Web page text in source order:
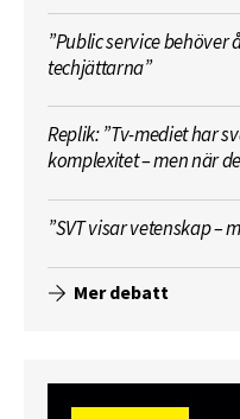
”Public service
techjättarna”
Replik: ”Tv-mediet har
komplexitet – men när
”SVT visar vetenskap –
Mer debatt